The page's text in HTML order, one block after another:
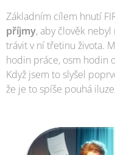
Základním cílem hnutí
příjmy, aby člověk
trávit v ní třetinu života.
hodin práce, osm hodin
Když jsem to slyšel
že je to spíše pouhá